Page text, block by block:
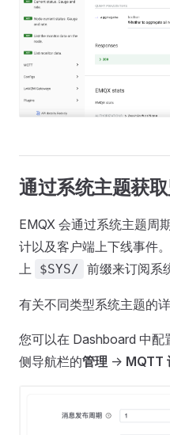
通过系统主题获
EMQX 会通过系统主题周
计以及客户端上下线事件
上
$SYS/ 前缀来订阅系
有关不同类型系统主题的
您可以在 Dashboard 中配
侧导航栏的管理 -> MQTT